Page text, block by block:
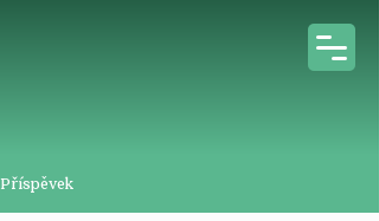
Příspěvek